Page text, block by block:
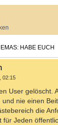
HABE EUCH
02:15
User gelöscht.
nie einen
die
für Jeden